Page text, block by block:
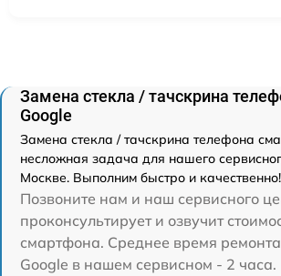
Замена стекла / тачскрина
Google
Замена стекла / тачскрина телефона
несложная задача для нашего
Москве. Выполним быстро и качественно!
Позвоните нам и наш сервисного
проконсультирует и озвучит
смартфона. Среднее время ремонта
Google в нашем сервисном - 2 часа.